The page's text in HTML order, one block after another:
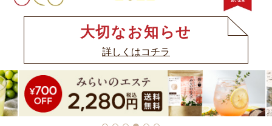
大切なお知らせ
詳しくはコチラ